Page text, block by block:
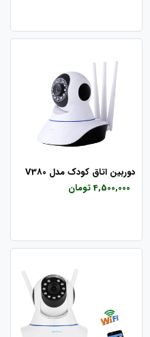
دوربین اتاق کودک مدل V380
4,500,000 تومان